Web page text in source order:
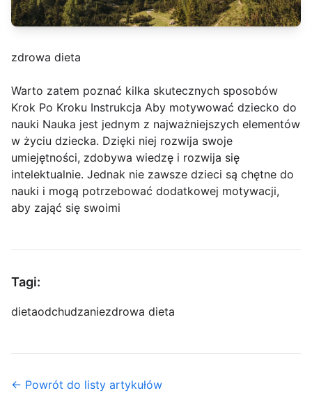
zdrowa dieta
Warto zatem poznać kilka skutecznych sposobów
Krok Po Kroku Instrukcja Aby motywować dziecko do
nauki Nauka jest jednym z najważniejszych elementów
w życiu dziecka. Dzięki niej rozwija swoje
umiejętności, zdobywa wiedzę i rozwija się
intelektualnie. Jednak nie zawsze dzieci są chętne do
nauki i mogą potrzebować dodatkowej motywacji,
aby zająć się swoimi
Tagi:
dietaodchudzaniezdrowa dieta
← Powrót do listy artykułów